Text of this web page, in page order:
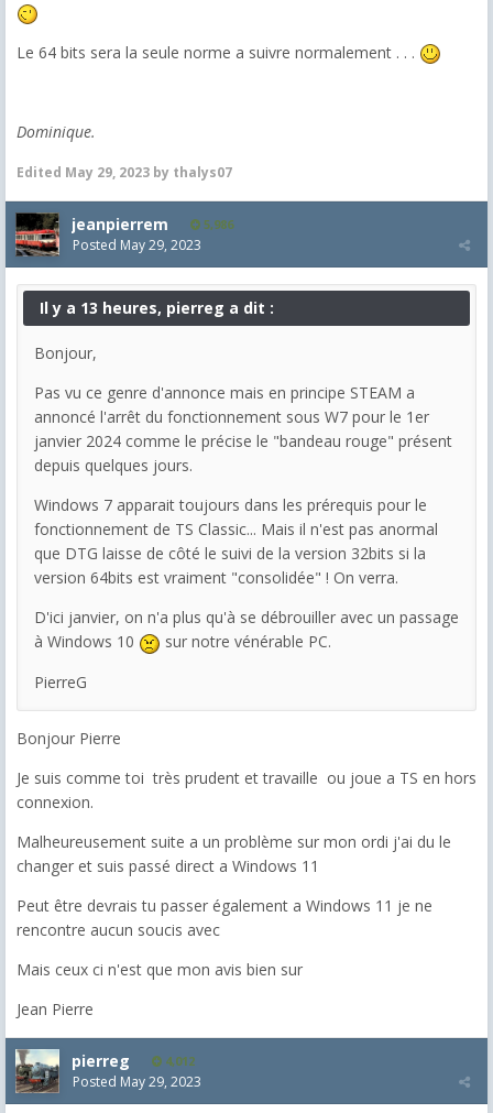
Le 64 bits sera la seule norme a suivre normalement . . .
Dominique.
Edited May 29, 2023 by thalys07
jeanpierrem 5,986
Posted May 29, 2023
Il y a 13 heures, pierreg a dit :
Bonjour,
Pas vu ce genre d'annonce mais en principe STEAM a
annoncé l'arrêt du fonctionnement sous W7 pour le 1er
janvier 2024 comme le précise le "bandeau rouge" présent
depuis quelques jours.
Windows 7 apparait toujours dans les prérequis pour le
fonctionnement de TS Classic... Mais il n'est pas anormal
que DTG laisse de côté le suivi de la version 32bits si la
version 64bits est vraiment "consolidée" ! On verra.
D'ici janvier, on n'a plus qu'à se débrouiller avec un passage
à Windows 10
sur notre vénérable PC.
PierreG
Bonjour Pierre
Je suis comme toi très prudent et travaille ou joue a TS en hors
connexion.
Malheureusement suite a un problème sur mon ordi j'ai du le
changer et suis passé direct a Windows 11
Peut être devrais tu passer également a Windows 11 je ne
rencontre aucun soucis avec
Mais ceux ci n'est que mon avis bien sur
Jean Pierre
pierreg 4,012
Posted May 29, 2023